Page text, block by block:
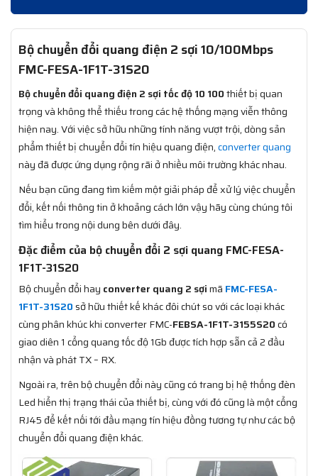
Bộ chuyển đổi quang điện 2 sợi 10/100Mbps
FMC-FESA-1F1T-31S20
Bộ chuyển đổi quang điện 2 sợi tốc độ 10 100thiết bị quan
trọng và không thể thiếu trong các hệ thống mạng viễn thông
hiện nay. Với việc sở hữu những tính năng vượt trội, dòng sản
phẩm thiết bị chuyển đổi tín hiệu quang điện,converter quang
này đã được ứng dụng rộng rãi ở nhiều môi trường khác nhau.
Nếu bạn cũng đang tìm kiếm một giải pháp để xử lý việc chuyển
đổi, kết nối thông tin ở khoảng cách lớn vậy hãy cùng chúng tôi
tìm hiểu trong nội dung bên dưới đây.
Đặc điểm của bộ chuyển đổi 2 sợi quang FMC-FESA-
1F1T-31S20
Bộ chuyển đổi hay converter quang 2 sợimã FMC-FESA-
1F1T-31S20sở hữu thiết kế khác đôi chút so với các loại khác
cùng phân khúc khi converter FMC-FEBSA-1F1T-3155S20có
giao diên 1 cổng quang tốc độ 1Gb được tích hợp sẵn cả 2 đầu
nhận và phát TX – RX.
Ngoài ra, trên bộ chuyển đổi này cũng có trang bị hệ thống đèn
Led hiển thị trạng thái của thiết bị, cùng với đó cũng là một cổng
RJ45 để kết nối tới đầu mạng tín hiệu đồng tương tự như các bộ
chuyển đổi quang điện khác.